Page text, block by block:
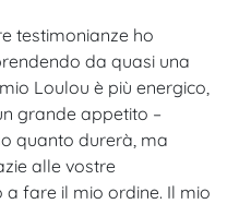
testimonianze ho
da quasi una
Loulou è più energico,
grande appetito –
quanto durerà, ma
alle vostre
fare il mio ordine. Il mio